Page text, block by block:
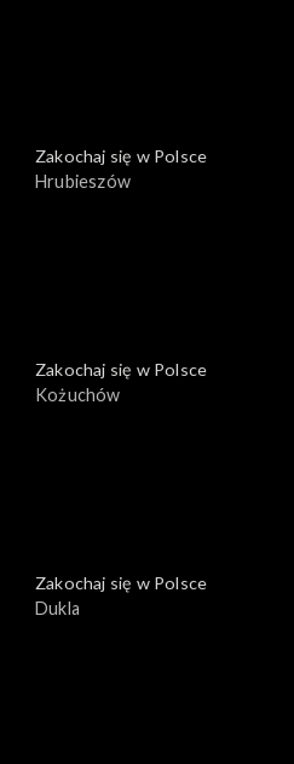
Zakochaj się w Polsce
Hrubieszów
Zakochaj się w Polsce
Kożuchów
Zakochaj się w Polsce
Dukla